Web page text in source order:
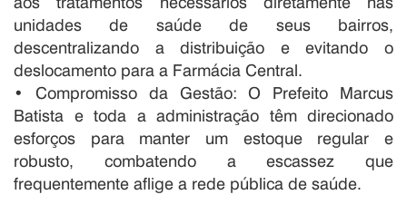
unidades de saúde de seus bairros,
descentralizando a distribuição e evitando o
deslocamento para a Farmácia Central.
• Compromisso da Gestão: O Prefeito Marcus
Batista e toda a administração têm direcionado
esforços para manter um estoque regular e
robusto, combatendo a escassez que
frequentemente aflige a rede pública de saúde.